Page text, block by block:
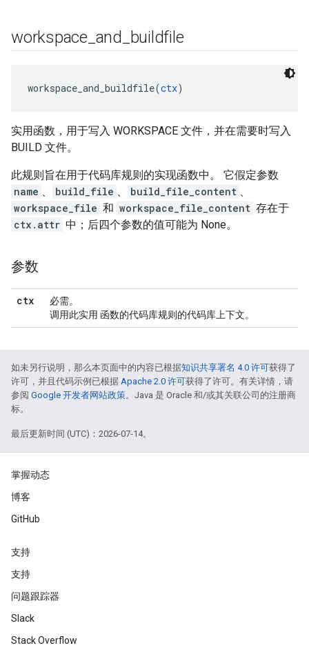
workspace and buildfile
workspace_and_buildfile(ctx
实用函数，用于写入 WORKSPACE 文件，并在需要时写入
BUILD 文件。
此规则旨在用于代码库规则的实现函数中。 它假定参数
name 、 build_file 、 build_file_content 、
workspace_file 和 workspace_file_content 存在于
ctx.attr 中；后四个参数的值可能为 None。
参数
ctx
必需。
调用此实用 函数的代码库规则的代码库上下文。
如未另行说明，那么本页面中的内容已根据知识共享署名 4.0 许可获得了
许可，并且代码示例已根据 Apache 2.0 许可获得了许可。有关详情，请
参阅 Google 开发者网站政策。Java 是 Oracle 和/或其关联公司的注册商
标。
最后更新时间 (UTC)：2026-07-14。
掌握动态
博客
GitHub
支持
支持
问题跟踪器
Slack
Stack Overflow